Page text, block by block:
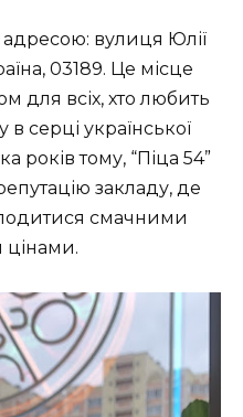
адресою: вулиця Юлії
03189. Це місце
для всіх, хто любить
в серці української
років тому, “Піца 54”
закладу, де
смачними
цінами.